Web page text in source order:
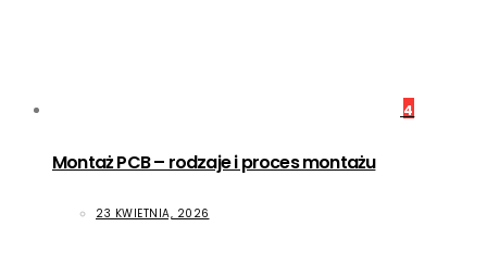
4
Montaż PCB – rodzaje i proces montażu
23 KWIETNIA, 2026